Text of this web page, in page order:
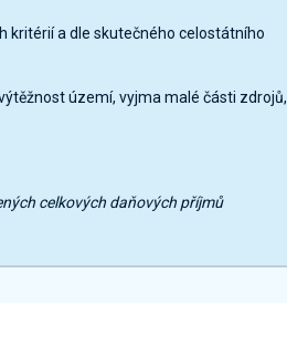
kritérií a dle skutečného celostátního
území, vyjma malé části zdrojů,
celkových daňových příjmů